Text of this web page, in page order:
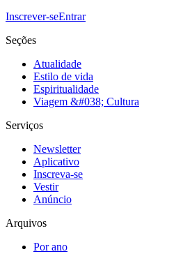
Inscrever-seEntrar
Seções
Atualidade
Estilo de vida
Espiritualidade
Viagem &#038; Cultura
Serviços
Newsletter
Aplicativo
Inscreva-se
Vestir
Anúncio
Arquivos
Por ano